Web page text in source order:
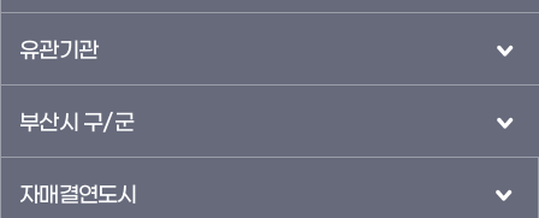
유관기관
부산시 구/군
자매결연도시